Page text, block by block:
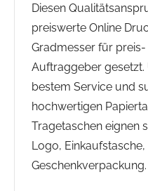
Diesen
preiswerte Online
Gradmesser für
Auftraggeber
bestem Service und
hochwertigen
Tragetaschen eignen
Logo,
Geschenkverpackung.